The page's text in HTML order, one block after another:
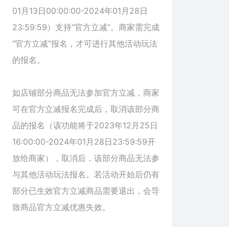
01月13日00:00:00-2024年01月28日
23:59:59）支持“官方立减”。商家需完成
“官方立减”报名，才可进行其他活动玩法
的报名。
如店铺部分商品无法参加官方立减，商家
可在官方立减报名完成后，取消该部分商
品的报名（该功能将于2023年12月25日
16:00:00-2024年01月28日23:59:59开
放给商家），取消后，该部分商品无法参
与其他活动玩法报名。若活动开始后仍有
部分已生效官方立减商品需要退出，会导
致商品官方立减优惠失效。